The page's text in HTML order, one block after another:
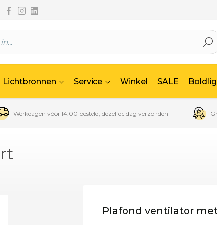
Volg ons via Facebook
Volg ons via Instagram
Volg ons via Linkedin
Lichtbronnen Service Winkel SALE
Werkdagen vóór 14:00 besteld, dezelfde dag verzonden
Plafond ventilator